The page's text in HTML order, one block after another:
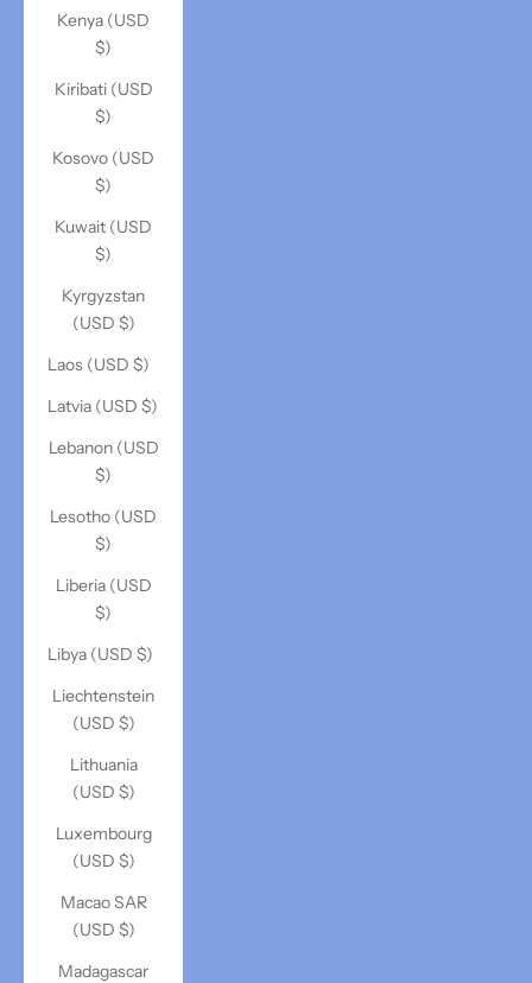
Kenya (USD
$)
Kiribati (USD
$)
Kosovo (USD
$)
Kuwait (USD
$)
Kyrgyzstan
(USD $)
Laos (USD $)
Latvia (USD $)
Lebanon (USD
$)
Lesotho (USD
$)
Liberia (USD
$)
Libya (USD $)
Liechtenstein
(USD $)
Lithuania
(USD $)
Luxembourg
(USD $)
Macao SAR
(USD $)
Madagascar